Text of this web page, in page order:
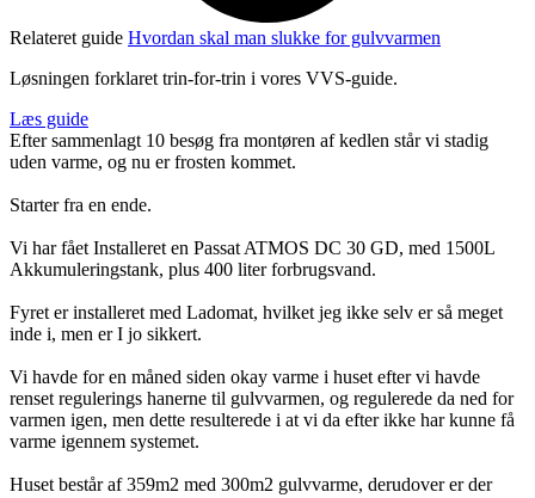
Relateret guide Hvordan skal man slukke for gulvvarmen
Løsningen forklaret trin-for-trin i vores VVS-guide.
Læs guide
Efter sammenlagt 10 besøg fra montøren af kedlen står vi stadig
uden varme, og nu er frosten kommet.
Starter fra en ende.
Vi har fået Installeret en Passat ATMOS DC 30 GD, med 1500L
Akkumuleringstank, plus 400 liter forbrugsvand.
Fyret er installeret med Ladomat, hvilket jeg ikke selv er så meget
inde i, men er I jo sikkert.
Vi havde for en måned siden okay varme i huset efter vi havde
renset regulerings hanerne til gulvvarmen, og regulerede da ned for
varmen igen, men dette resulterede i at vi da efter ikke har kunne få
varme igennem systemet.
Huset består af 359m2 med 300m2 gulvvarme, derudover er der